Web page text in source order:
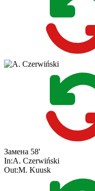
Замена 58'
In:A. Czerwiński
Out:M. Kuusk